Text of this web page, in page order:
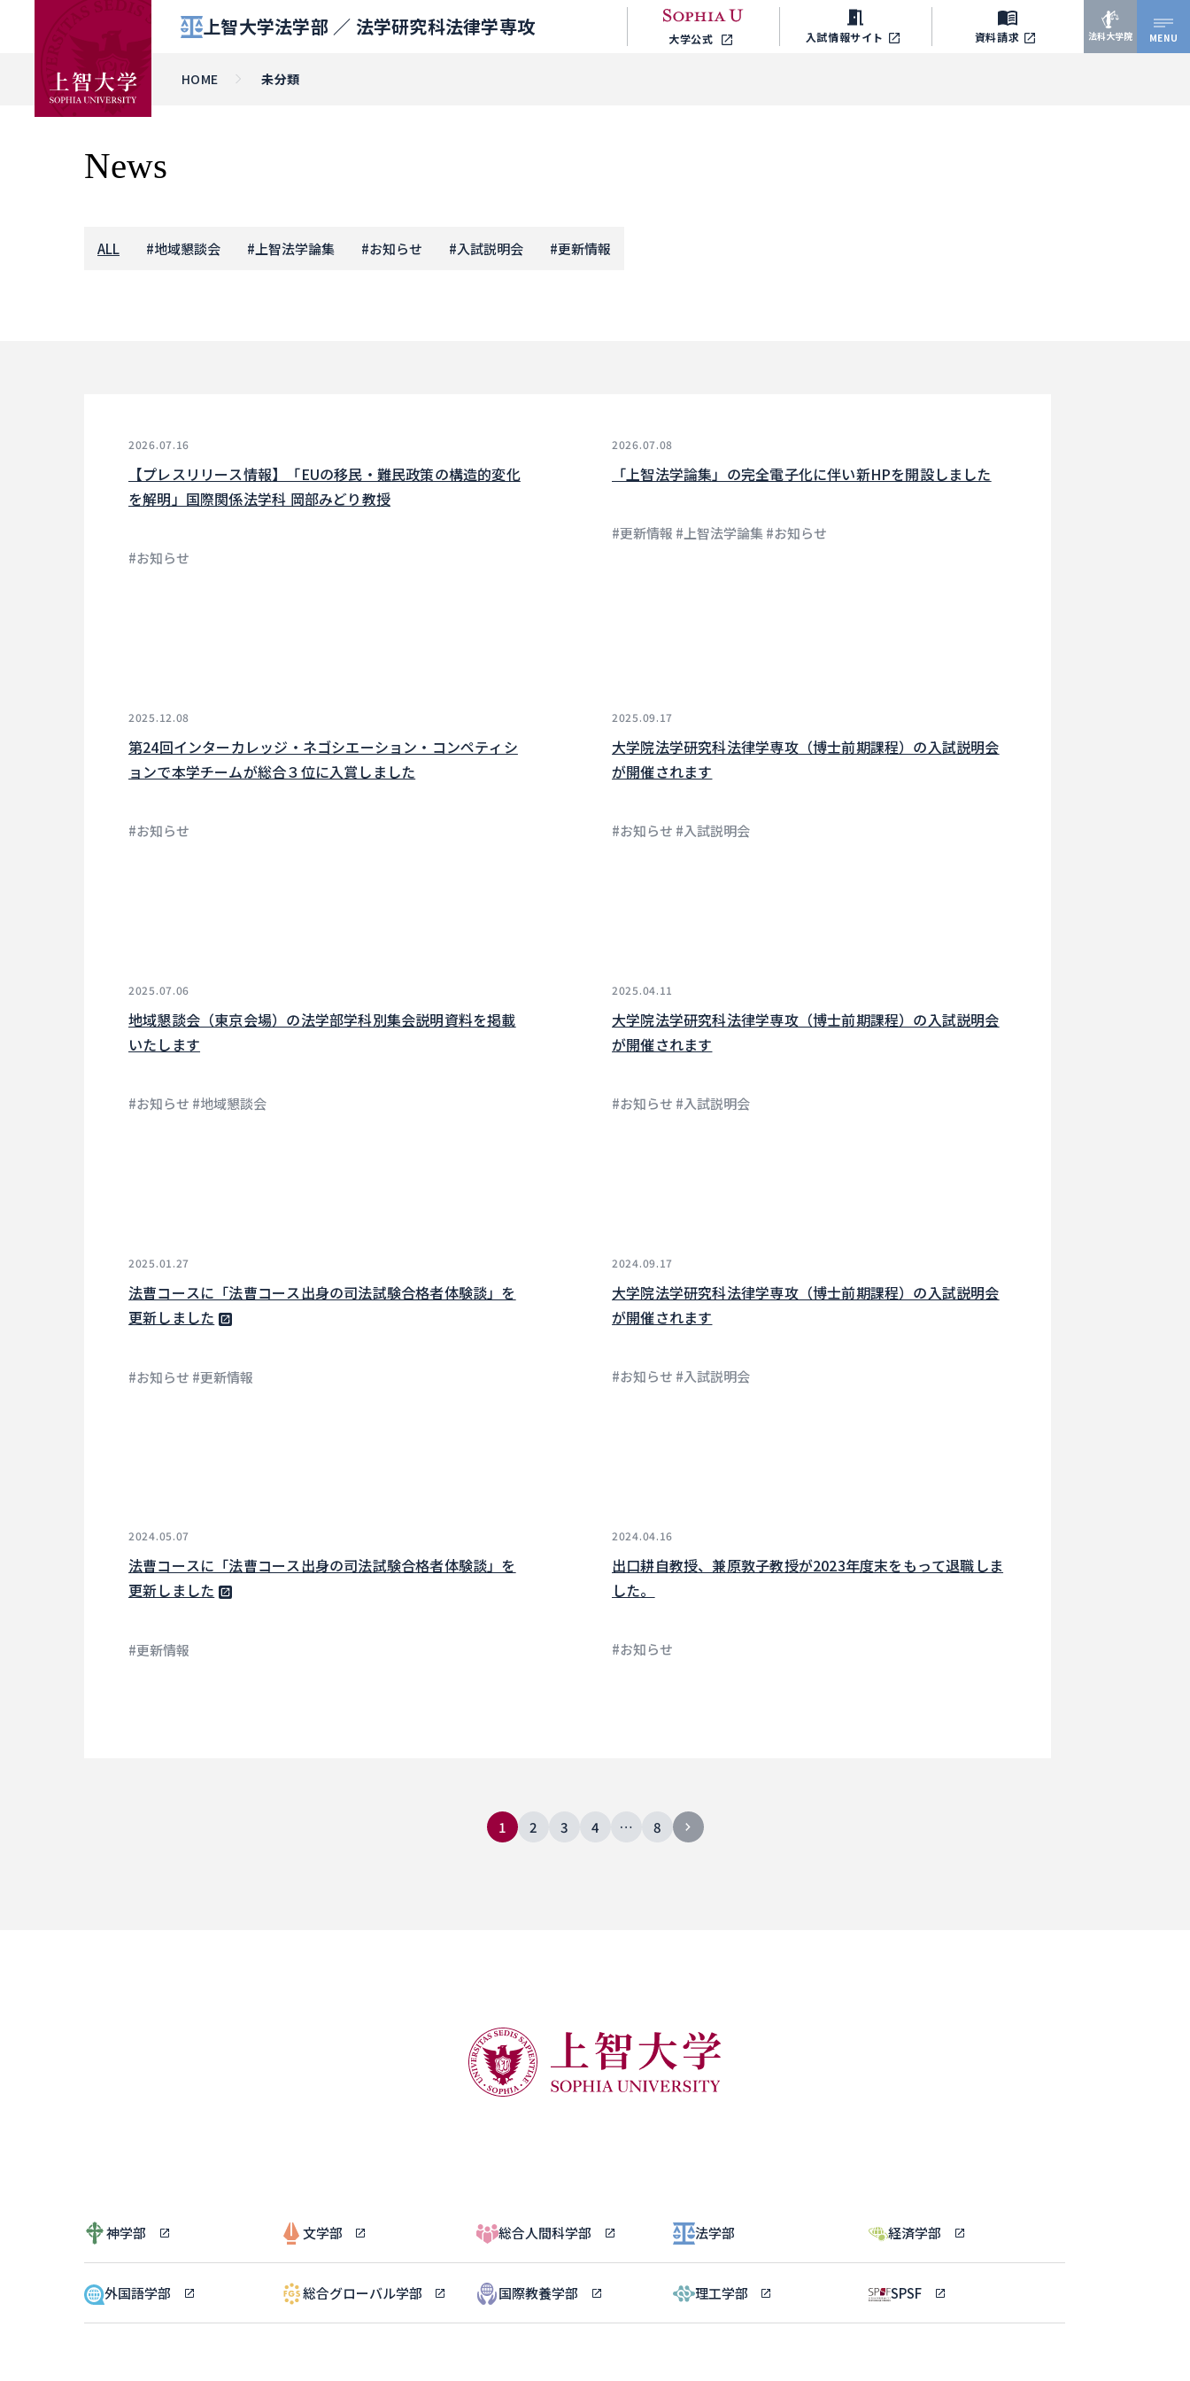
上智大学法学部 ／ 法学研究科法律学専攻 大学公式 入試情報サイト 資料請求 法科大学院 MENU
HOME 未分類
News
ALL #地域懇談会 # 上智法学論集 #お知らせ #入試説明会 #更新情報
2026.07.16
【プレスリリース情報】「EUの移民・難民政策の構造的変化
を解明」国際関係法学科 岡部みどり教授
#お知らせ
2026.07.08
「上智法学論集」の完全電子化に伴い新HPを開設しました
#更新情報 #上智法学論集 #お知らせ
2025.12.08
第24回インターカレッジ・ネゴシエーション・コンペティシ
ョンで本学チームが総合３位に入賞しました
#お知らせ
2025.09.17
大学院法学研究科法律学専攻（博士前期課程）の入試説明会
が開催されます
#お知らせ #入試説明会
2025.07.06
地域懇談会（東京会場）の法学部学科別集会説明資料を掲載
いたします
#お知らせ #地域懇談会
2025.04.11
大学院法学研究科法律学専攻（博士前期課程）の入試説明会
が開催されます
#お知らせ #入試説明会
2025.01.27
法曹コースに「法曹コース出身の司法試験合格者体験談」を
更新しました
#お知らせ #更新情報
2024.09.17
大学院法学研究科法律学専攻（博士前期課程）の入試説明会
が開催されます
#お知らせ #入試説明会
2024.05.07
法曹コースに「法曹コース出身の司法試験合格者体験談」を
更新しました
#更新情報
2024.04.16
出口耕自教授、兼原敦子教授が2023年度末をもって退職しま
した。
#お知らせ
1 2 3 4 … 8
神学部 文学部 総合人間科学部 法学部 経済学部
外国語学部 総合グローバル学部 国際教養学部 理工学部 SPSF